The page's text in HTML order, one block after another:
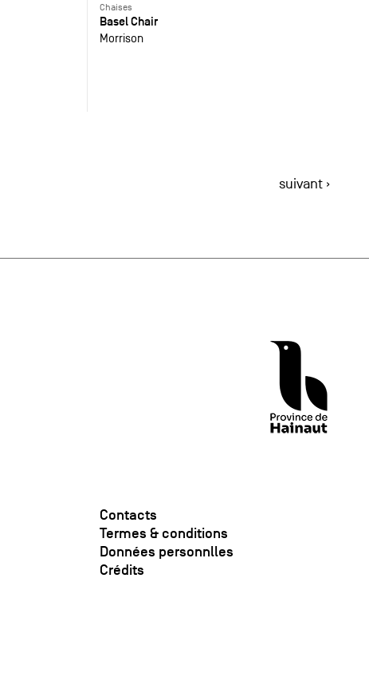
Chaises
Basel Chair
Morrison
suivant ›
Contacts
Termes & conditions
Données personnlles
Crédits